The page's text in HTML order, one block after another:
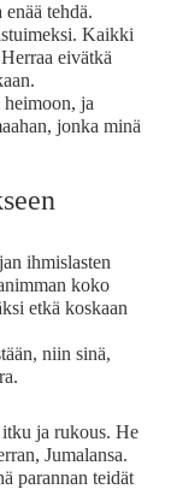
tehdä.
Kaikki
eivätkä
ja
jonka minä
ihmislasten
koko
etkä koskaan
niin sinä,
ja rukous. He
Jumalansa.
parannan teidät